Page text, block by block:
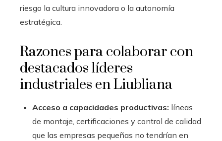
riesgo la cultura innovadora o la autonomía
estratégica.
Razones para colaborar con
destacados líderes
industriales en Liubliana
Acceso a capacidades productivas: líneas
de montaje, certificaciones y control de calidad
que las empresas pequeñas no tendrían en